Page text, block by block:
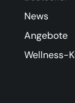
News
Angebote
Wellness-